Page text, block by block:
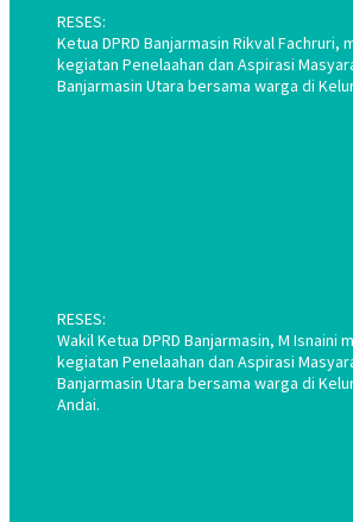
RESES:
Ketua DPRD Banjarmasin Rikval Fachruri,
kegiatan Penelaahan dan Aspirasi
Banjarmasin Utara bersama warga di
RESES:
Wakil Ketua DPRD Banjarmasin, M Isnaini
kegiatan Penelaahan dan Aspirasi
Banjarmasin Utara bersama warga di
Andai.